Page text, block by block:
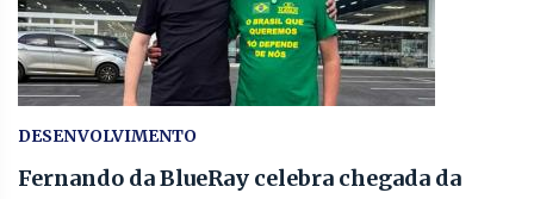
DESENVOLVIMENTO
Fernando da BlueRay celebra chegada da